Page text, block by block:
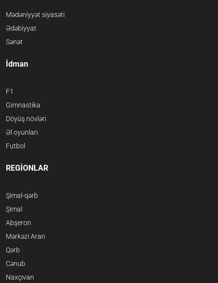
Mədəniyyət siyasəti
Ədəbiyyat
Sənət
İdman
F1
Gimnastika
Döyüş növləri
Əl oyunları
Futbol
REGİONLAR
Şimal-qərb
Şimal
Abşeron
Mərkəzi Aran
Qərb
Cənub
Naxçıvan